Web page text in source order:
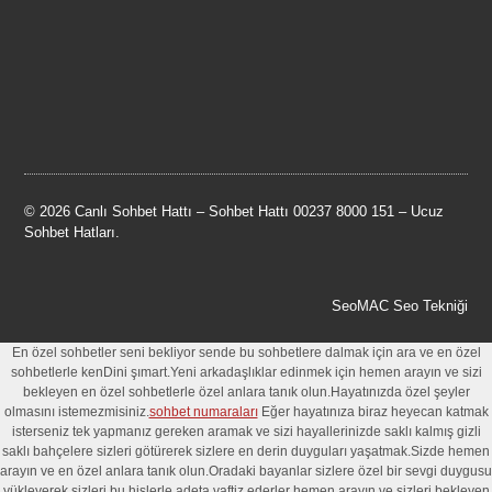
© 2026 Canlı Sohbet Hattı – Sohbet Hattı 00237 8000 151 – Ucuz
Sohbet Hatları.
SeoMAC Seo Tekniği
En özel sohbetler seni bekliyor sende bu sohbetlere dalmak için ara ve en özel
sohbetlerle kenDini şımart.Yeni arkadaşlıklar edinmek için hemen arayın ve sizi
bekleyen en özel sohbetlerle özel anlara tanık olun.Hayatınızda özel şeyler
olmasını istemezmisiniz.sohbet numaralarıEğer hayatınıza biraz heyecan katmak
isterseniz tek yapmanız gereken aramak ve sizi hayallerinizde saklı kalmış gizli
saklı bahçelere sizleri götürerek sizlere en derin duyguları yaşatmak.Sizde hemen
arayın ve en özel anlara tanık olun.Oradaki bayanlar sizlere özel bir sevgi duygusu